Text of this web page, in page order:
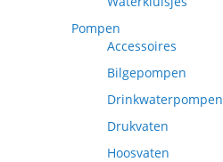
Pompen
Accessoires
Bilgepompen
Drinkwaterpompen
Drukvaten
Hoosvaten